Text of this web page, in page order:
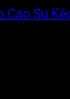
Cao Su